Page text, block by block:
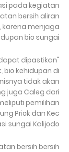
pada kegiatan
bersih aliran
menjaga
bio sungai.
dipastikan
bio kehidupan di
tidak akan
juga Caleg dari
pemilihan
Priok dan Kec
sungai Kalijodo.
bersih bersih